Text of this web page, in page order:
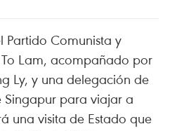
Partido Comunista y
Lam, acompañado por
Ly, y una delegación de
para viajar a
una visita de Estado que